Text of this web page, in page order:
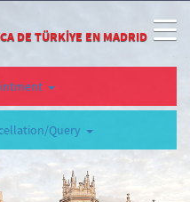
DE TÜRKİYE EN MADRID
Query